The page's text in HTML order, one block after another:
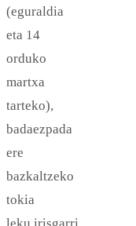
(eguraldia
eta 14
orduko
martxa
tarteko),
badaezpada
ere
bazkaltzeko
tokia